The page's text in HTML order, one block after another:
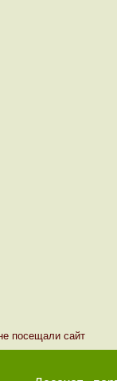
посещали сайт